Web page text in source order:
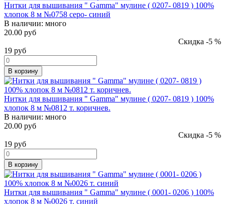
Нитки для вышивания " Gamma" мулине ( 0207- 0819 ) 100%
хлопок 8 м №0758 серо- синий
В наличии: много
20.00 руб
Скидка -5 %
19 руб
В корзину
Нитки для вышивания " Gamma" мулине ( 0207- 0819 ) 100%
хлопок 8 м №0812 т. коричнев.
В наличии: много
20.00 руб
Скидка -5 %
19 руб
В корзину
Нитки для вышивания " Gamma" мулине ( 0001- 0206 ) 100%
хлопок 8 м №0026 т. синий